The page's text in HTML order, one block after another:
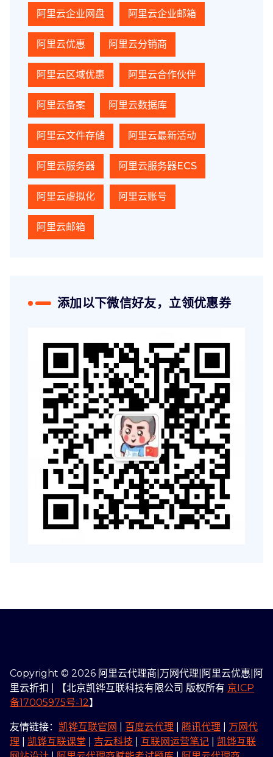
阿里云企业网盘 阿里云企业邮箱
阿里云优惠 阿里云分销商
阿里云区域优惠 阿里云合作伙伴
阿里云备案 阿里云数据库
阿里云文件存储 阿里云最新活动
阿里云服务器 阿里云服务器ECS
阿里云虚拟化 阿里云账号
阿里云邮箱
添加以下微信好友，立领优惠券
Copyright © 2026 阿里云代理商|万网代理|阿里云优惠|阿
里云折扣 | 【北京凯铧互联科技有限公司 版权所有 京ICP
备17005975号-12】
友情链接： 凯铧互联官网 百度云代理 腾讯代理
万网代
理
凯铧互联课堂 吉云科技 互联网运营笔记
凯铧互联